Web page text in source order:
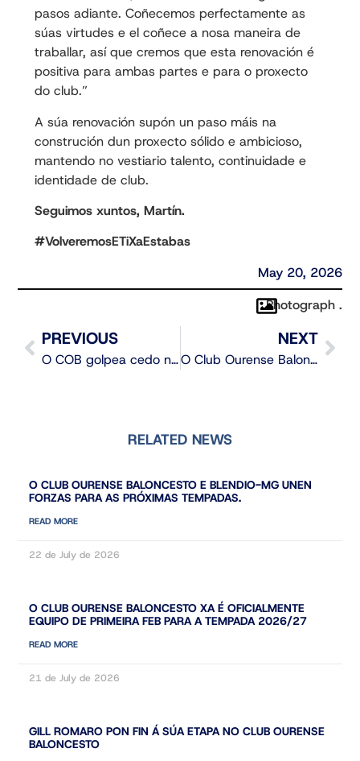
pasos adiante. Coñecemos perfectamente as
súas virtudes e el coñece a nosa maneira de
traballar, así que cremos que esta renovación é
positiva para ambas partes e para o proxecto
do club.”
A súa renovación supón un paso máis na
construción dun proxecto sólido e ambicioso,
mantendo no vestiario talento, continuidade e
identidade de club.
Seguimos xuntos, Martín.
#VolveremosETiXaEstabas
May 20, 2026
Photograph .
PREVIOUS
O COB golpea cedo no mercado coa fichaxe de Jan Zidek
NEXT
O Club Ourense Baloncesto presenta a súa campaña de abonados 2026/27: cada partido será unha experiencia única
RELATED NEWS
O CLUB OURENSE BALONCESTO E BLENDIO-MG UNEN
FORZAS PARA AS PRÓXIMAS TEMPADAS.
READ MORE
22 de July de 2026
O CLUB OURENSE BALONCESTO XA É OFICIALMENTE
EQUIPO DE PRIMEIRA FEB PARA A TEMPADA 2026/27
READ MORE
21 de July de 2026
GILL ROMARO PON FIN Á SÚA ETAPA NO CLUB OURENSE
BALONCESTO